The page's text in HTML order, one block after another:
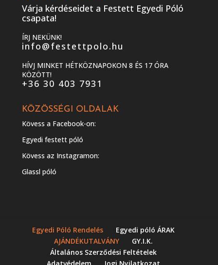
Várja kérdéseidet a Festett Egyedi Póló
csapata!
ÍRJ NEKÜNK!
info@festettpolo.hu
HÍVJ MINKET HÉTKÖZNAPOKON 8 ÉS 17 ÓRA
KÖZÖTT!
+36 30 403 7931
KÖZÖSSÉGI OLDALAK
Kövess a Facebook-on:
Egyedi festett póló
Kövess az Instagramon:
Glassl póló
Egyedi Póló Rendelés
Egyedi póló ÁRAK
AJÁNDÉKUTALVÁNY
GY.I.K.
Általános Szerződési Feltételek